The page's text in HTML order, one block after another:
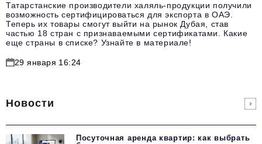
Татарстанские производители халяль-продукции получили
возможность сертифицироваться для экспорта в ОАЭ.
Теперь их товары смогут выйти на рынок Дубая, став
частью 18 стран с признаваемыми сертификатами. Какие
еще страны в списке? Узнайте в материале!
29 января 16:24
Новости
Посуточная аренда квартир: как выбрать